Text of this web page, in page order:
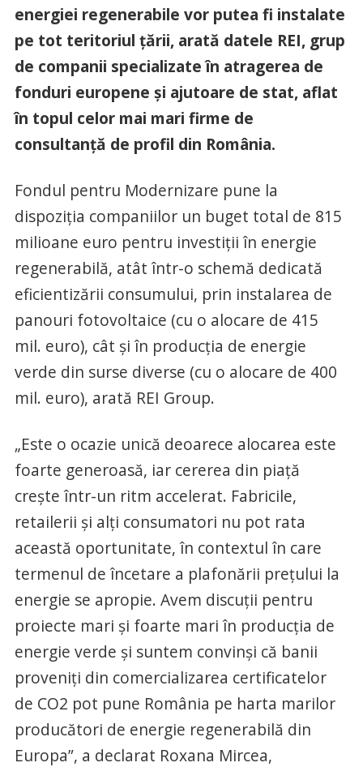
energiei regenerabile vor putea fi instalate
pe tot teritoriul țării, arată datele REI, grup
de companii specializate în atragerea de
fonduri europene și ajutoare de stat, aflat
în topul celor mai mari firme de
consultanță de profil din România.
Fondul pentru Modernizare pune la
dispoziția companiilor un buget total de 815
milioane euro pentru investiții în energie
regenerabilă, atât într-o schemă dedicată
eficientizării consumului, prin instalarea de
panouri fotovoltaice (cu o alocare de 415
mil. euro), cât și în producția de energie
verde din surse diverse (cu o alocare de 400
mil. euro), arată REI Group.
„Este o ocazie unică deoarece alocarea este
foarte generoasă, iar cererea din piață
crește într-un ritm accelerat. Fabricile,
retailerii și alți consumatori nu pot rata
această oportunitate, în contextul în care
termenul de încetare a plafonării prețului la
energie se apropie. Avem discuții pentru
proiecte mari și foarte mari în producția de
energie verde și suntem convinși că banii
proveniți din comercializarea certificatelor
de CO2 pot pune România pe harta marilor
producători de energie regenerabilă din
Europa”, a declarat Roxana Mircea,